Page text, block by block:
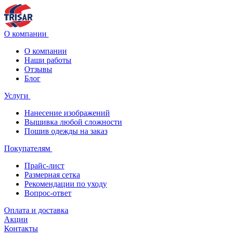
О компании
О компании
Наши работы
Отзывы
Блог
Услуги
Нанесение изображений
Вышивка любой сложности
Пошив одежды на заказ
Покупателям
Прайс-лист
Размерная сетка
Рекомендации по уходу
Вопрос-ответ
Оплата и доставка
Акции
Контакты